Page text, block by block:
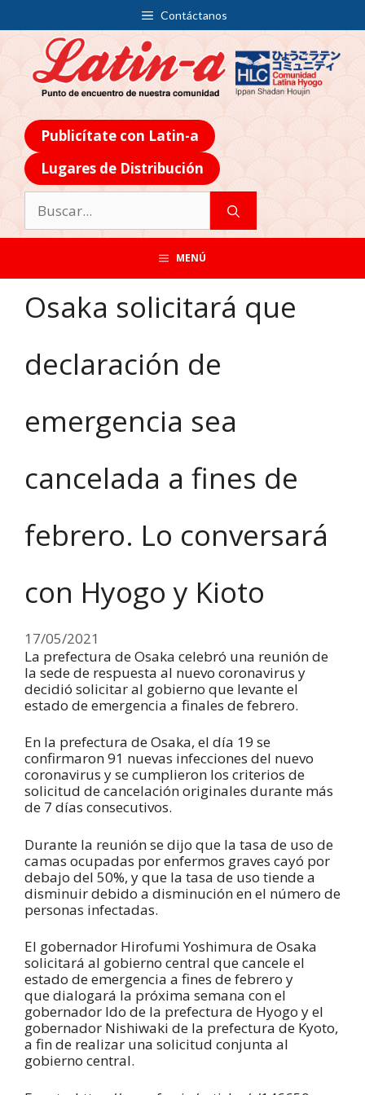
Contáctanos
Publicítate con Latin-a
Lugares de Distribución
MENÚ
Osaka solicitará que
declaración de
emergencia sea
cancelada a fines de
febrero. Lo conversará
con Hyogo y Kioto
17/05/2021
La prefectura de Osaka celebró una reunión de
la sede de respuesta al nuevo coronavirus y
decidió solicitar al gobierno que levante el
estado de emergencia a finales de febrero.
En la prefectura de Osaka, el día 19 se
confirmaron 91 nuevas infecciones del nuevo
coronavirus y se cumplieron los criterios de
solicitud de cancelación originales durante más
de 7 días consecutivos.
Durante la reunión se dijo que la tasa de uso de
camas ocupadas por enfermos graves cayó por
debajo del 50%, y que la tasa de uso tiende a
disminuir debido a disminución en el número de
personas infectadas.
El gobernador Hirofumi Yoshimura de Osaka
solicitará al gobierno central que cancele el
estado de emergencia a fines de febrero y
que dialogará la próxima semana con el
gobernador Ido de la prefectura de Hyogo y el
gobernador Nishiwaki de la prefectura de Kyoto,
a fin de realizar una solicitud conjunta al
gobierno central.